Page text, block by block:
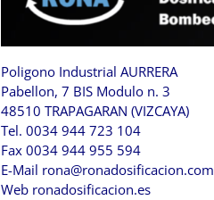
Poligono Industrial AURRERA
Pabellon, 7 BIS Modulo n. 3
48510 TRAPAGARAN (VIZCAYA)
Tel. 0034 944 723 104
Fax 0034 944 955 594
E-Mail rona@ronadosificacion.com
Web ronadosificacion.es